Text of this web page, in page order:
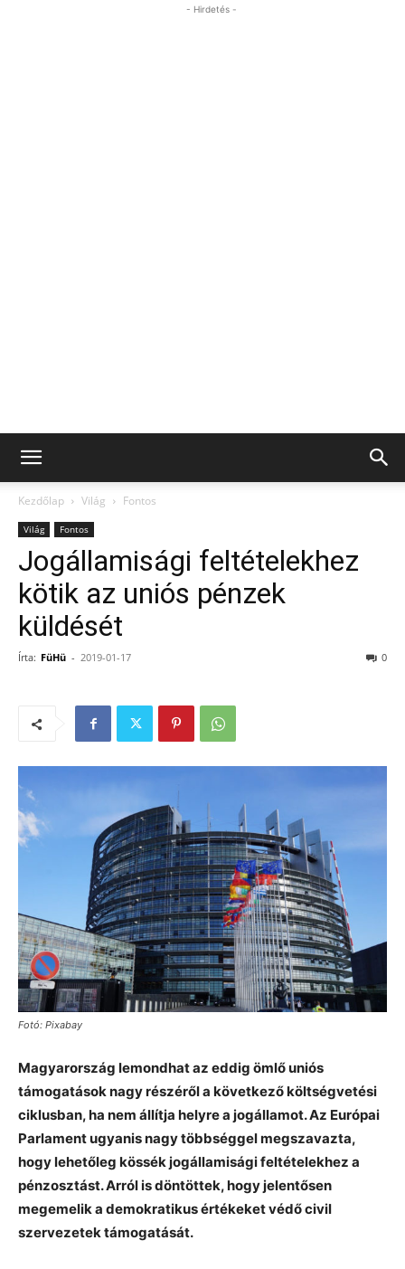
- Hirdetés -
Kezdőlap Világ Fontos
Világ Fontos
Jogállamisági feltételekhez
kötik az uniós pénzek
küldését
Írta: FüHü - 2019-01-17 0
Fotó: Pixabay
Magyarország lemondhat az eddig ömlő uniós
támogatások nagy részéről a következő költségvetési
ciklusban, ha nem állítja helyre a jogállamot. Az Európai
Parlament ugyanis nagy többséggel megszavazta,
hogy lehetőleg kössék jogállamisági feltételekhez a
pénzosztást. Arról is döntöttek, hogy jelentősen
megemelik a demokratikus értékeket védő civil
szervezetek támogatását.